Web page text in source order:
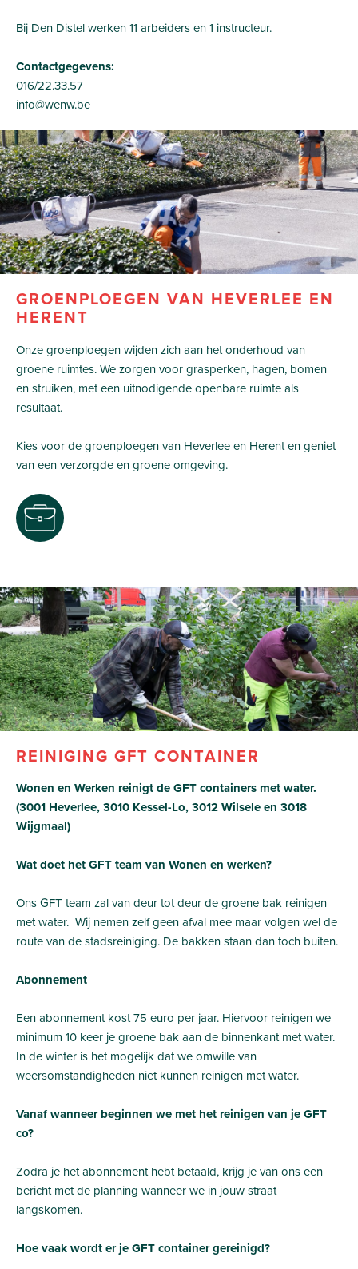
Bij Den Distel werken 11 arbeiders en 1 instructeur.
Contactgegevens:
016/22.33.57
info@wenw.be
GROENPLOEGEN VAN HEVERLEE EN
HERENT
Onze groenploegen wijden zich aan het onderhoud van
groene ruimtes. We zorgen voor grasperken, hagen, bomen
en struiken, met een uitnodigende openbare ruimte als
resultaat.
Kies voor de groenploegen van Heverlee en Herent en geniet
van een verzorgde en groene omgeving.
REINIGING GFT CONTAINER
Wonen en Werken reinigt de GFT containers met water.
(3001 Heverlee, 3010 Kessel-Lo, 3012 Wilsele en 3018
Wijgmaal)
Wat doet het GFT team van Wonen en werken?
Ons GFT team zal van deur tot deur de groene bak reinigen
met water. Wij nemen zelf geen afval mee maar volgen wel de
route van de stadsreiniging. De bakken staan dan toch buiten.
Abonnement
Een abonnement kost 75 euro per jaar. Hiervoor reinigen we
minimum 10 keer je groene bak aan de binnenkant met water.
In de winter is het mogelijk dat we omwille van
weersomstandigheden niet kunnen reinigen met water.
Vanaf wanneer beginnen we met het reinigen van je GFT
co?
Zodra je het abonnement hebt betaald, krijg je van ons een
bericht met de planning wanneer we in jouw straat
langskomen.
Hoe vaak wordt er je GFT container gereinigd?